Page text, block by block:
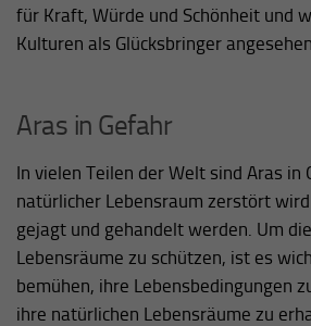
für Kraft, Würde und Schönheit und
Kulturen als Glücksbringer
Aras in Gefahr
In vielen Teilen der Welt sind Aras in
natürlicher Lebensraum zerstört
gejagt und gehandelt werden. Um
Lebensräume zu schützen, ist es
bemühen, ihre Lebensbedingungen
ihre natürlichen Lebensräume zu